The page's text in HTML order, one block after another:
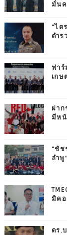
มั่น
"ไต
ตำร
ฟา
เก
ฝา
มีห
"ชัช
ลำพู”
มิค
ตร.